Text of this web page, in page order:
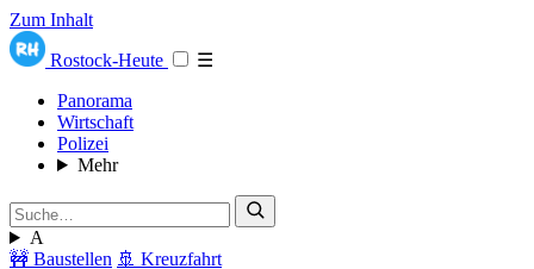
Zum Inhalt
Rostock-Heute
☰
Panorama
Wirtschaft
Polizei
Mehr
A
🚧 Baustellen 🚢 Kreuzfahrt